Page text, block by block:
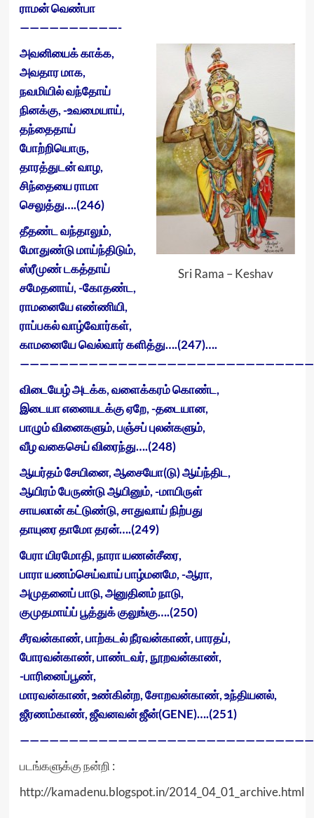
ராமன் வெண்பா
——————————-
Sri Rama – Keshav
அவனியைக் காக்க,
அவதார மாக,
நவமியில் வந்தோய்
நினக்கு, -உவமையாய்,
தந்தைதாய்
போற்றியொரு,
தாரத்துடன் வாழ,
சிந்தையை ராமா
செலுத்து….(246)
தீதண்ட வந்தாலும்,
மோதுண்டு மாய்ந்திடும்,
ஸ்ரீமுண் டகத்தாய்
சமேதனாய், -கோதண்ட,
ராமனையே எண்ணியி,
ராப்பகல் வாழ்வோர்கள்,
காமனையே வெல்வார் களித்து….(247)….
விடையேழ் அடக்க, வளைக்கரம் கொண்ட,
இடையா எனையடக்கு ஏறே, -தடையான,
பாழும் வினைகளும், பஞ்சப் புலன்களும்,
வீழ வகைசெய் விரைந்து….(248)
ஆயர்தம் சேயினை, ஆசையோ(டு) ஆய்ந்திட,
ஆயிரம் பேருண்டு ஆயினும், -மாயிருள்
சாயலான் கட்டுண்டு, சாதுவாய் நிற்பது
தாயுரை தாமோ தரன்….(249)
பேரா யிரமோதி, நாரா யணன்சீரை,
பாரா யணம்செய்வாய் பாழ்மனமே, -ஆரா,
அமுதனைப் பாடு, அனுதினம் நாடு,
குமுதமாய்ப் பூத்துக் குலுங்கு….(250)
சீரவன்காண், பாற்கடல் நீரவன்காண், பாரதப்,
போரவன்காண், பாண்டவர், நூறவன்காண்,
-பாரினைப்பூண்,
மாரவன்காண், உண்கின்ற, சோறவன்காண், உந்தியனல்,
ஜீரணம்காண், ஜீவனவன் ஜீன்(GENE)….(251)
படங்களுக்கு நன்றி :
http://kamadenu.blogspot.in/2014_04_01_archive.html